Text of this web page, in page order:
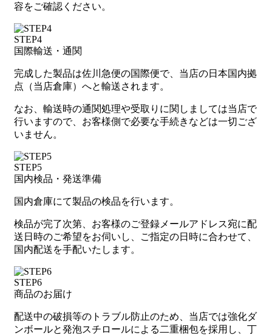
容をご確認ください。
STEP4
国際輸送・通関
完成した製品は佐川急便の国際便で、当店の日本国内拠
点（当店倉庫）へと輸送されます。
なお、輸送時の通関処理や受取りに関しましては当店で
行いますので、お客様側で必要な手続きなどは一切ござ
いません。
STEP5
国内検品・発送準備
国内倉庫にて製品の検品を行います。
検品が完了次第、お客様のご登録メールアドレス宛に配
送日時のご希望をお伺いし、ご指定の日時に合わせて、
国内配送を手配いたします。
STEP6
商品のお届け
配送中の破損等のトラブル防止のため、当店では強化ダ
ンボールと発泡スチロールによる二重梱包を採用し、丁